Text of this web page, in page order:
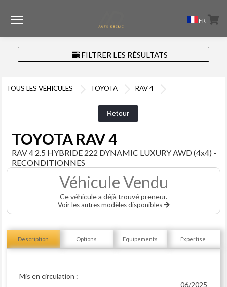
FR
FILTRER LES RÉSULTATS
TOUS LES VÉHICULES TOYOTA RAV 4
TOYOTA RAV 4
RAV 4 2.5 HYBRIDE 222 DYNAMIC LUXURY AWD (4x4) -
RECONDITIONNES
Véhicule Vendu
Ce véhicule a déjà trouvé preneur.
Voir les autres modèles disponibles
Description Options Equipements Expertise
Mis en circulation :
06/2025